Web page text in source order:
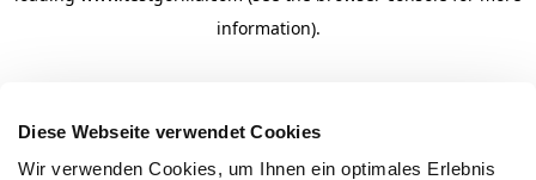
Diese Webseite verwendet Cookies
Wir verwenden Cookies, um Ihnen ein optimales Erlebnis
information).